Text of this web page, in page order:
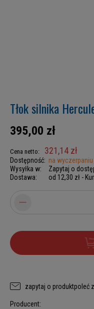
Tłok silnika
395,00 zł
Cena netto: 321,14 zł
Dostępność: na wyczerpaniu
Wysyłka w:
Zapytaj o
Dostawa:
od 12,30 zł -
zapytaj o produktpoleć
Producent: